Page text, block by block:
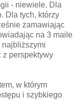
- niewiele. Dla
Dla tych, którzy
zamawiając
na 3 maile
najbliższymi
z perspektywy
w którym
i szybkiego